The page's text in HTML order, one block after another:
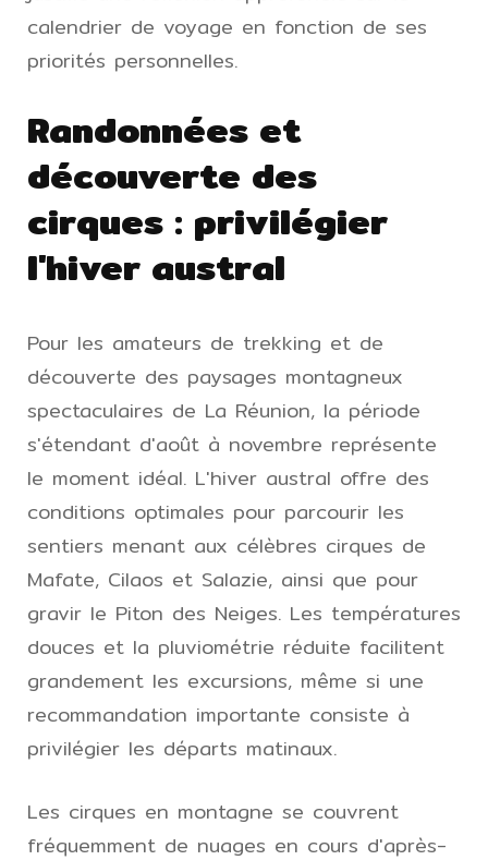
calendrier de voyage en fonction de ses
priorités personnelles.
Randonnées et
découverte des
cirques : privilégier
l'hiver austral
Pour les amateurs de trekking et de
découverte des paysages montagneux
spectaculaires de La Réunion, la période
s'étendant d'août à novembre représente
le moment idéal. L'hiver austral offre des
conditions optimales pour parcourir les
sentiers menant aux célèbres cirques de
Mafate, Cilaos et Salazie, ainsi que pour
gravir le Piton des Neiges. Les températures
douces et la pluviométrie réduite facilitent
grandement les excursions, même si une
recommandation importante consiste à
privilégier les départs matinaux.
Les cirques en montagne se couvrent
fréquemment de nuages en cours d'après-